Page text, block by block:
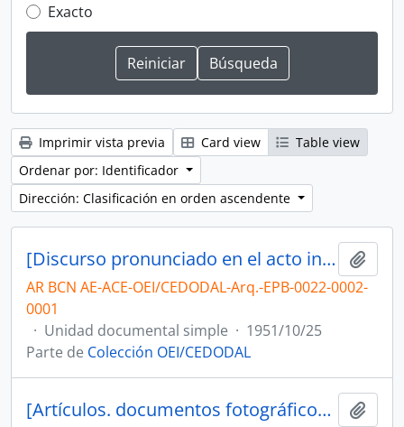
Exacto
Imprimir vista previa Card view
Table view
Ordenar por: Identificador
Dirección: Clasificación en orden ascendente
[Discurso pronunciado en el acto inaugural de a exposición de la Comedia Nacional]
AR BCN AE-ACE-OEI/CEDODAL-Arq.-EPB-0022-0002-
0001
· Unidad documental simple · 1951/10/25
Parte de Colección OEI/CEDODAL
[Artículos. documentos fotográficos y manuscritos sobre Plaza Independencia]